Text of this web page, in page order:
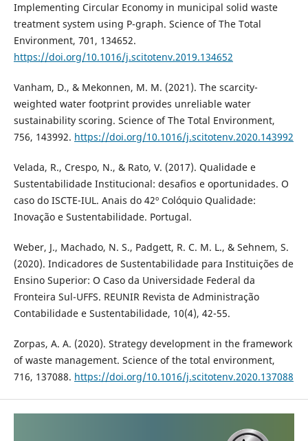
Implementing Circular Economy in municipal solid waste
treatment system using P-graph. Science of The Total
Environment, 701, 134652.
https://doi.org/10.1016/j.scitotenv.2019.134652
Vanham, D., & Mekonnen, M. M. (2021). The scarcity-
weighted water footprint provides unreliable water
sustainability scoring. Science of The Total Environment,
756, 143992. https://doi.org/10.1016/j.scitotenv.2020.143992
Velada, R., Crespo, N., & Rato, V. (2017). Qualidade e
Sustentabilidade Institucional: desafios e oportunidades. O
caso do ISCTE-IUL. Anais do 42º Colóquio Qualidade:
Inovação e Sustentabilidade. Portugal.
Weber, J., Machado, N. S., Padgett, R. C. M. L., & Sehnem, S.
(2020). Indicadores de Sustentabilidade para Instituições de
Ensino Superior: O Caso da Universidade Federal da
Fronteira Sul-UFFS. REUNIR Revista de Administração
Contabilidade e Sustentabilidade, 10(4), 42-55.
Zorpas, A. A. (2020). Strategy development in the framework
of waste management. Science of the total environment,
716, 137088. https://doi.org/10.1016/j.scitotenv.2020.137088